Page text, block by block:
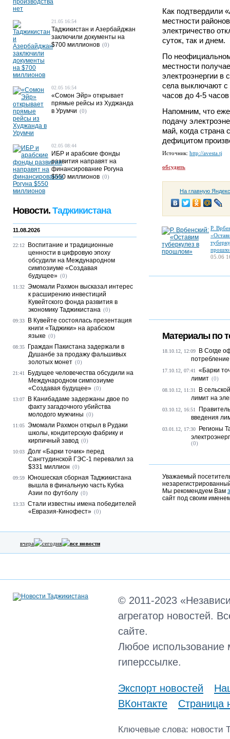
Как подтвердили
местности
электричество
суток, так и днем.
По
местности
электроэнергии в
села выключают с
часов до 4-5
Напомним, что
подачу
май, когда страна
дефицитом
Источник: http://avesta.tj
обсудить
На главную
Р.
05.06
Материалы по
18.10.12, 12:09
В Согде
17.10.12, 07:41
«Барки
лимит (0)
08.10.12, 11:31
В
лимит на
03.10.12, 16:51
введения
03.01.12, 17:30
Регионы
(0)
Уважаемый
Мы рекомендуем Вам
сайт под своим
21.05 16:54
Таджикистан и Азербайджан
заключили документы на
$700 миллионов (0)
02.05 16:54
«Сомон Эйр» открывает
прямые рейсы из Худжанда
в Урумчи (0)
02.05 08:44
ИБР и арабские фонды
развития направят на
финансирование Рогуна
$550 миллионов (0)
Новости. Таджикистана
11.08.2026
22:12
Воспитание и традиционные
ценности в цифровую эпоху
обсудили на Международном
симпозиуме «Создавая
будущее» (0)
11:32 Эмомали Рахмон высказал интерес
к расширению инвестиций
Кувейтского фонда развития в
экономику Таджикистана (0)
09:33
В Кувейте состоялась презентация
книги «Таджики» на арабском
языке (0)
08:35
Граждан Пакистана задержали в
Душанбе за продажу фальшивых
золотых монет (0)
21:41
Будущее человечества обсудили на
Международном симпозиуме
«Создавая будущее» (0)
13:07
В Канибадаме задержаны двое по
факту загадочного убийства
молодого мужчины (0)
11:05 Эмомали Рахмон открыл в Рудаки
школы, кондитерскую фабрику и
кирпичный завод (0)
10:03 Долг «Барки точик» перед
Сангтудинской ГЭС-1 перевалил за
$331 миллион (0)
09:59
Юношеская сборная Таджикистана
вышла в финальную часть Кубка
Азии по футболу (0)
13:33 Стали известны имена победителей
«Евразия-Кинофест» (0)
вчера сегодня все новости
© 2011-2023
агрегатор новостей.
сайте.
Любое использование
гиперссылке.
Экспорт новостей
ВКонтакте
Страница
Ключевые слова: новости